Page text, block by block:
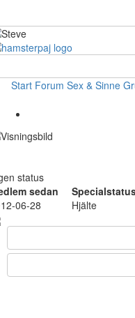
Start Forum Sex & Sinne
status
sedan
06-28
Hjälte